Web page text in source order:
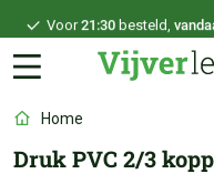
Voor21:30 besteld,
100 dagenbedenktijd
Home
Druk PVC 2/3